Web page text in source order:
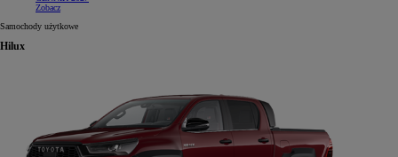
Zobacz
Samochody użytkowe
Hilux